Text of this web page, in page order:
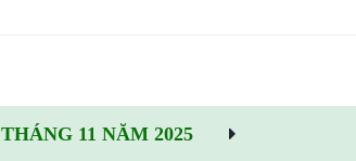
THÁNG 11 NĂM 2025